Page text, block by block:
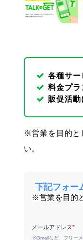
各種サ
料金プ
販促活
※営業を目的と
い。